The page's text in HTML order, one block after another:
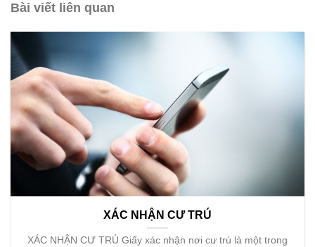
Bài viết liên quan
XÁC NHẬN CƯ TRÚ
XÁC NHẬN CƯ TRÚ Giấy xác nhận nơi cư trú là một trong